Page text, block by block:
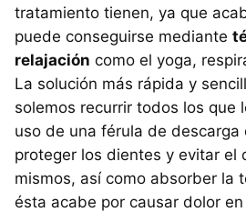
tratamiento tienen, ya que
puede conseguirse mediante
relajación como el yoga,
La solución más rápida y
solemos recurrir todos los que
uso de una férula de descarga
proteger los dientes y evitar el
mismos, así como absorber la
ésta acabe por causar dolor